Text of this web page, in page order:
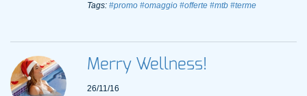
Tags: #promo #omaggio #offerte #mtb #terme
Merry Wellness!
26/11/16